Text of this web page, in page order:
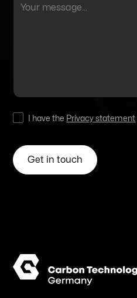
I have the Privacy statement